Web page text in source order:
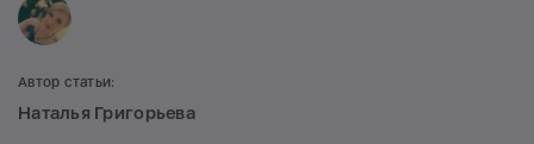
Автор статьи:
Наталья Григорьева